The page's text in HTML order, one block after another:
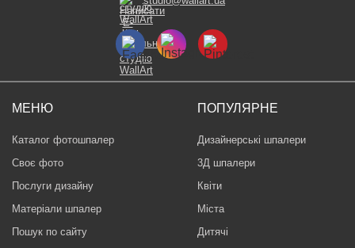
МЕНЮ
Каталог фотошпалер
Своє фото
Послуги дизайну
Матеріали шпалер
Пошук по сайту
ПОПУЛЯРНЕ
Дизайнерські шпалери
3Д шпалери
Квіти
Міста
Дитячі